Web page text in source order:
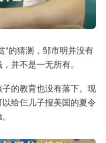
”的猜测，邹市明并没有
并不是一无所有。
的教育也没有落下。现
给仨儿子报美国的夏令